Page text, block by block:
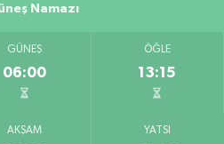
Namazı
GÜNEŞ
06:00
ÖĞLE
13:15
AKŞAM YATSI